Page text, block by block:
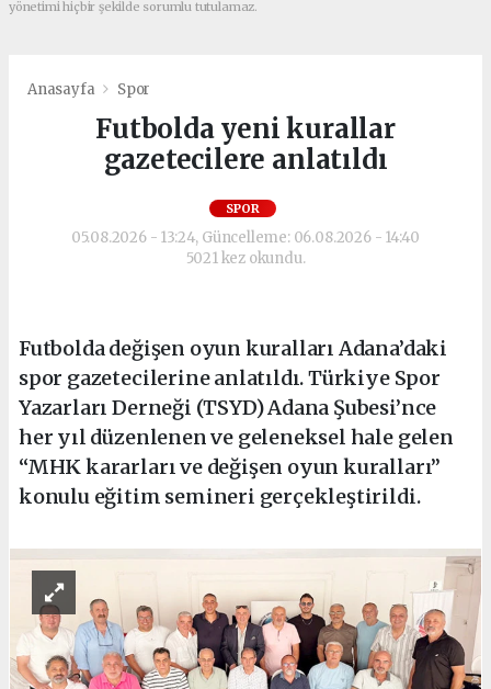
yönetimi hiçbir şekilde sorumlu tutulamaz.
Anasayfa Spor
Futbolda yeni kurallar
gazetecilere anlatıldı
SPOR
05.08.2026 - 13:24, Güncelleme: 06.08.2026 - 14:40
5021 kez okundu.
Futbolda değişen oyun kuralları Adana’daki
spor gazetecilerine anlatıldı. Türkiye Spor
Yazarları Derneği (TSYD) Adana Şubesi’nce
her yıl düzenlenen ve geleneksel hale gelen
“MHK kararları ve değişen oyun kuralları”
konulu eğitim semineri gerçekleştirildi.